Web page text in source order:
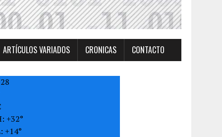
ARTÍCULOS VARIADOS CRONICAS CONTACTO
28
+32°
+14°